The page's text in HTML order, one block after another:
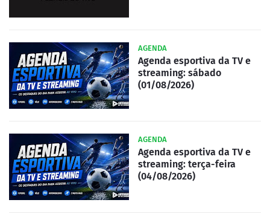
AGENDA
Agenda esportiva da TV e
streaming: sábado
(01/08/2026)
AGENDA
Agenda esportiva da TV e
streaming: terça-feira
(04/08/2026)